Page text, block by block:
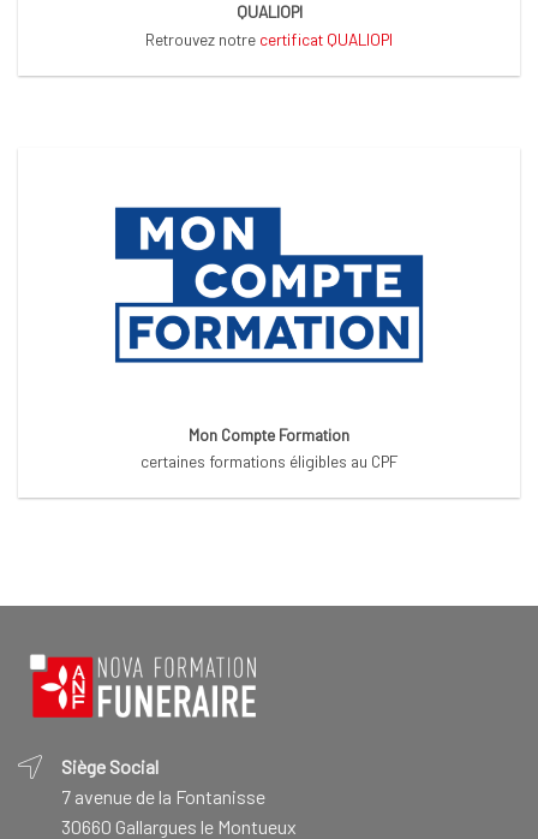
QUALIOPI
Retrouvez notre certificat QUALIOPI
Mon Compte Formation
certaines formations éligibles au CPF
Siège Social
7 avenue de la Fontanisse
30660 Gallargues le Montueux